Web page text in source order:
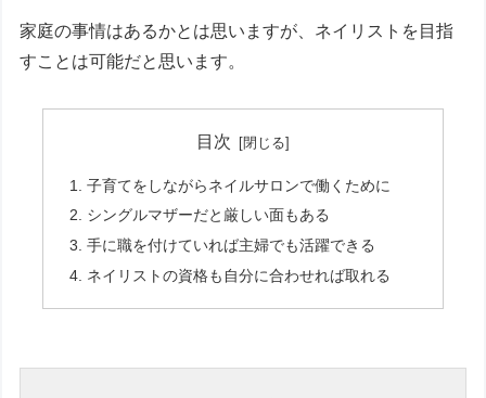
家庭の事情はあるかとは思いますが、ネイリストを目指
すことは可能だと思います。
目次
子育てをしながらネイルサロンで働くために
シングルマザーだと厳しい面もある
手に職を付けていれば主婦でも活躍できる
ネイリストの資格も自分に合わせれば取れる